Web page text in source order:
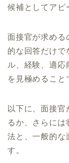
候補としてアピ
面接官が求める
的な回答だけで
ル、経験、適
を見極めること
以下に、面接官
るか、さらに
法と、一般的な
す。